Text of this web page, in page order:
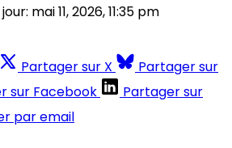
mai 11, 2026, 11:35 pm
Partager sur X
Partager sur
sur Facebook
Partager sur
par email